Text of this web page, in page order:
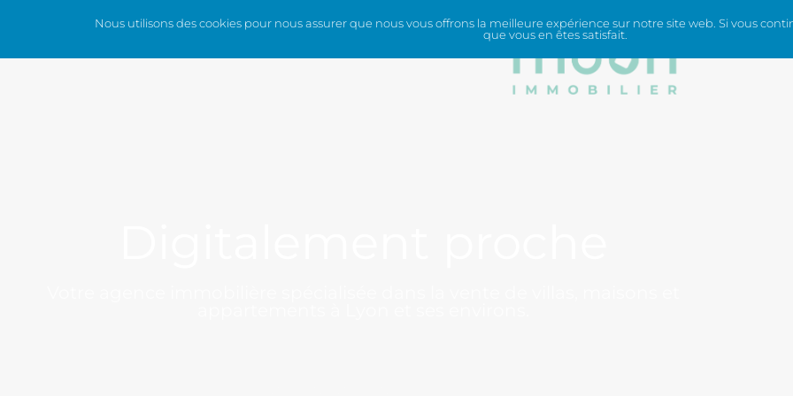
Nous utilisons des cookies pour nous assurer que nous vous offrons la meilleure expérience sur notre site web. Si vous
que vous en êtes satisfait.